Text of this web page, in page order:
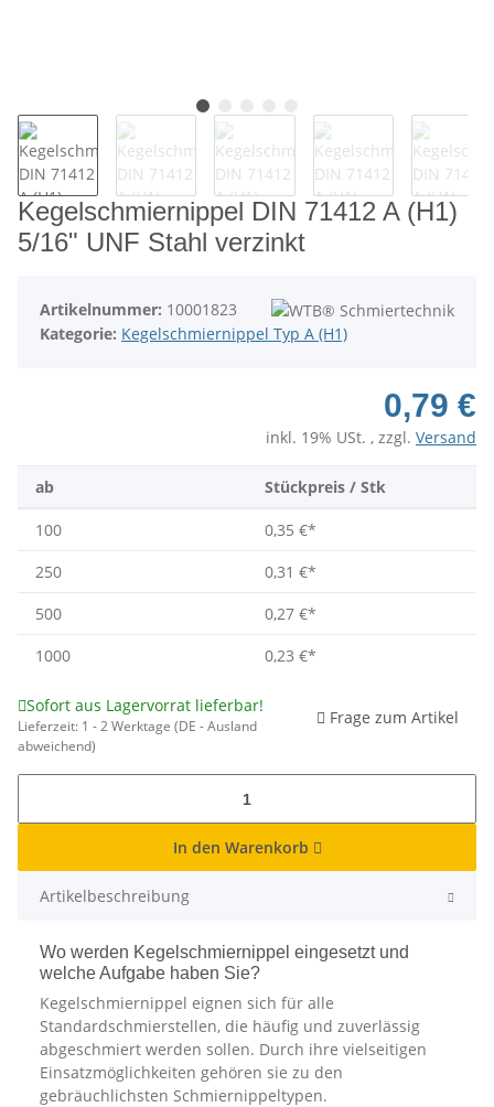
Kegelschmiernippel DIN 71412 A (H1)
5/16" UNF Stahl verzinkt
Artikelnummer: 10001823
Kategorie: Kegelschmiernippel Typ A (H1)
0,79 €
inkl. 19% USt. , zzgl. Versand
ab Stückpreis / Stk
100 0,35 €*
250
0,31 €*
500
0,27 €*
1000
0,23 €*
Sofort aus Lagervorrat lieferbar!
Lieferzeit: 1 - 2 Werktage (DE - Ausland
abweichend)
Frage zum Artikel
In den Warenkorb
Artikelbeschreibung
Wo werden Kegelschmiernippel eingesetzt und
welche Aufgabe haben Sie?
Kegelschmiernippel eignen sich für alle
Standardschmierstellen, die häufig und zuverlässig
abgeschmiert werden sollen. Durch ihre vielseitigen
Einsatzmöglichkeiten gehören sie zu den
gebräuchlichsten Schmiernippeltypen.